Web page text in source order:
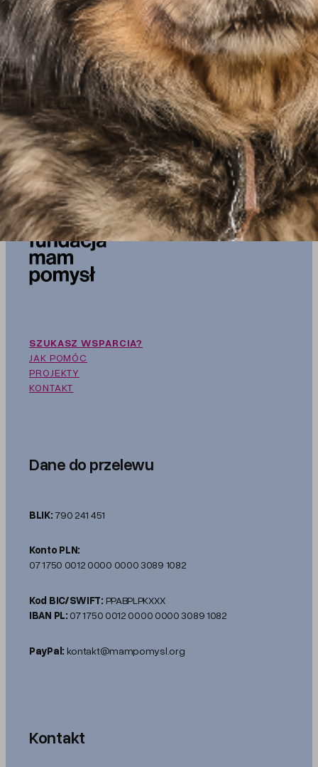
Twój e‑mail*
Zgadzam się na otrzymywanie newslettera na
podany adres e‑mail. Zgodę mogę wycofać w
każdym momencie.Polityka Prywatności.
ZAPISUJĘ SIĘ
SZUKASZ WSPARCIA?
JAK POMÓC
PROJEKTY
KONTAKT
Kontakt
Dane do przelewu
BLIK: 790 241 451
Konto PLN:
07 1750 0012 0000 0000 3089 1082
Kod BIC/SWIFT: PPABPLPKXXX
IBAN PL: 07 1750 0012 0000 0000 3089 1082
PayPal: kontakt@mampomysl.org